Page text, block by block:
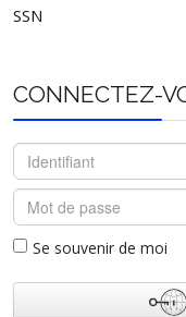
SSN
CONNECTEZ-
Identifiant
Mot de passe
Se souvenir de moi